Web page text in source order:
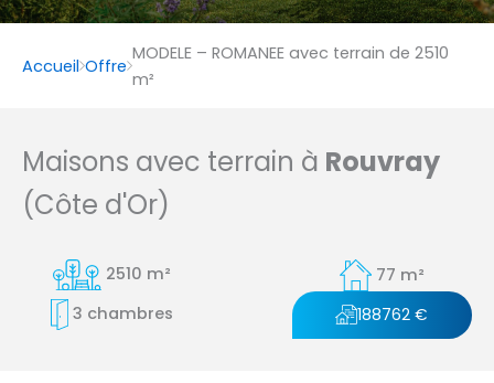
Accueil Offre
MODELE – ROMANEE avec terrain de 2510
m²
Maisons avec terrain à Rouvray
(Côte d'Or)
2510 m²
77 m²
3 chambres
188762 €